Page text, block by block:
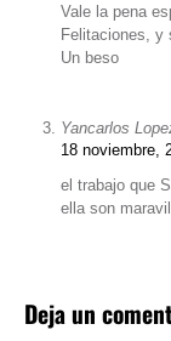
Vale la pena
Felitaciones, y
Un beso
Yancarlos
18 noviembre,
el trabajo que
ella son
Deja un